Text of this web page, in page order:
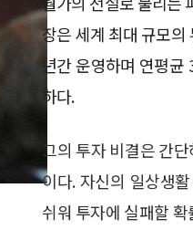
장은 세계 최대 규모
년간 운영하며 연평
하다.
그의 투자 비결은 간
이다. 자신의 일상생
쉬워 투자에 실패할